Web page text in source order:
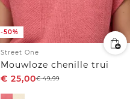
-50%
Street One
Mouwloze chenille trui
€ 25,00€49,99